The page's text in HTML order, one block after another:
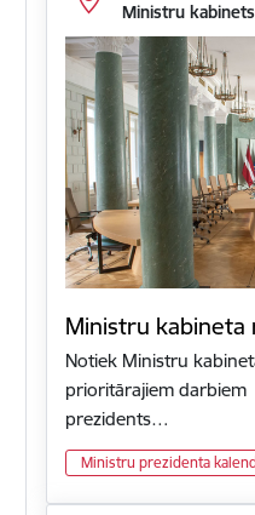
Ministru kabinets
Ministru kabineta
Notiek Ministru
prioritārajiem darbiem
prezidents…
Ministru prezidenta